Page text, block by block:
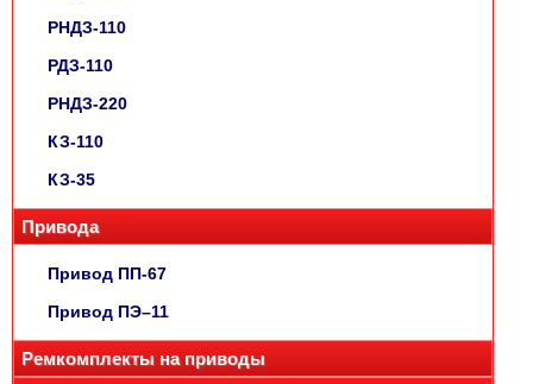
РНДЗ-110
РДЗ-110
РНДЗ-220
КЗ-110
КЗ-35
Привода
Привод ПП-67
Привод ПЭ–11
Ремкомплекты на приводы